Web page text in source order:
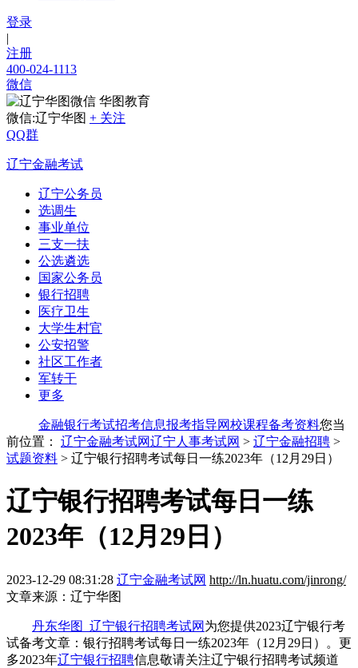
登录
|
注册
400-024-1113
微信
华图教育
微信:辽宁华图 + 关注
QQ群
辽宁金融考试
辽宁公务员
选调生
事业单位
三支一扶
公选遴选
国家公务员
银行招聘
医疗卫生
大学生村官
公安招警
社区工作者
军转干
更多
金融银行考试招考信息报考指导网校课程备考资料您当
前位置： 辽宁金融考试网辽宁人事考试网 > 辽宁金融招聘 >
试题资料 > 辽宁银行招聘考试每日一练2023年（12月29日）
辽宁银行招聘考试每日一练
2023年（12月29日）
2023-12-29 08:31:28 辽宁金融考试网 http://ln.huatu.com/jinrong/
文章来源：辽宁华图
丹东华图_辽宁银行招聘考试网 为您提供2023辽宁银行考
试备考文章：银行招聘考试每日一练2023年（12月29日）。更
多2023年辽宁银行招聘信息敬请关注辽宁银行招聘考试频道